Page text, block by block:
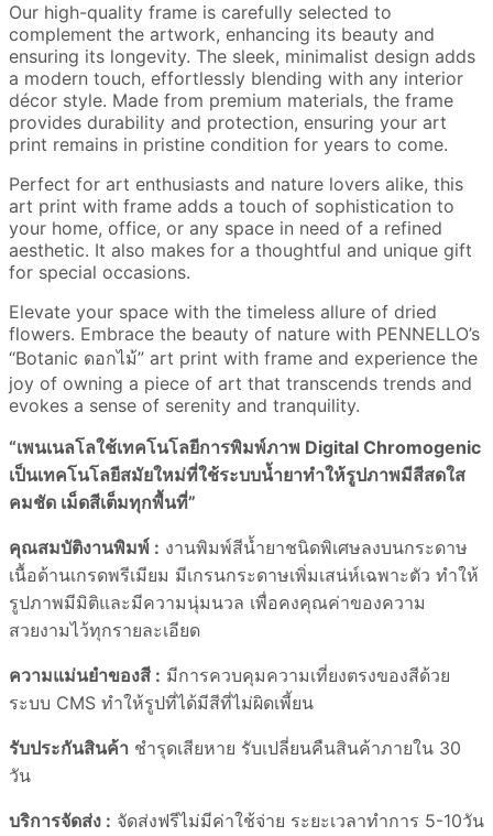
Our high-quality frame is carefully selected to
complement the artwork, enhancing its beauty and
ensuring its longevity. The sleek, minimalist design adds
a modern touch, effortlessly blending with any interior
décor style. Made from premium materials, the frame
provides durability and protection, ensuring your art
print remains in pristine condition for years to come.
Perfect for art enthusiasts and nature lovers alike, this
art print with frame adds a touch of sophistication to
your home, office, or any space in need of a refined
aesthetic. It also makes for a thoughtful and unique gift
for special occasions.
Elevate your space with the timeless allure of dried
flowers. Embrace the beauty of nature with PENNELLO’s
“Botanic ดอกไม้” art print with frame and experience the
joy of owning a piece of art that transcends trends and
evokes a sense of serenity and tranquility.
“เพนเนลโลใช้เทคโนโลยีการพิมพ์ภาพ Digital Chromogenic
เป็นเทคโนโลยีสมัยใหม่ที่ใช้ระบบน้ำยาทำให้รูปภาพมีสีสดใส
คมชัด เม็ดสีเต็มทุกพื้นที่”
คุณสมบัติงานพิมพ์ : งานพิมพ์สีน้ำยาชนิดพิเศษลงบนกระดาษ
เนื้อด้านเกรดพรีเมียม มีเกรนกระดาษเพิ่มเสน่ห์เฉพาะตัว ทำให้
รูปภาพมีมิติและมีความนุ่มนวล เพื่อคงคุณค่าของความ
สวยงามไว้ทุกรายละเอียด
ความแม่นยำของสี : มีการควบคุมความเที่ยงตรงของสีด้วย
ระบบ CMS ทำให้รูปที่ได้มีสีที่ไม่ผิดเพี้ยน
รับประกันสินค้า ชำรุดเสียหาย รับเปลี่ยนคืนสินค้าภายใน 30
วัน
บริการจัดส่ง : จัดส่งฟรีไม่มีค่าใช้จ่าย ระยะเวลาทำการ 5-10วัน